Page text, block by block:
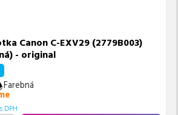
Canon C-EXV29 (2779B003)
- original
Farebná
s DPH